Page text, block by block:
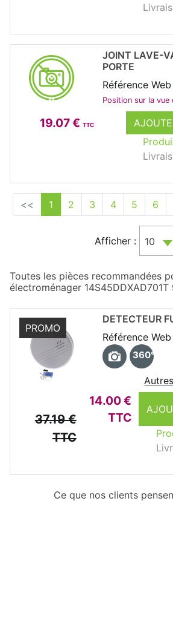
19.07 € TTC
JOINT LAVE-
PORTE
Référence
Position sur la vue
<< 1 2 3 4 5 6
Afficher : 10
Toutes les pièces recommandées
électroménager 14S45DDXAD701T
PROMO
37.19 €
TTC
14.00 €
TTC
DETECTEUR
Référence
360°
Ce que nos clients